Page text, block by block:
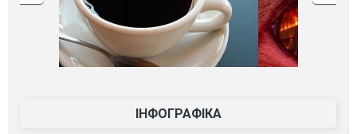
ІНФОГРАФІКА